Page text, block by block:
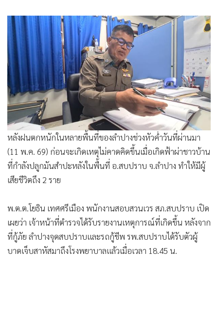
หลังฝนตกหนักในหลายพื้นที่ของลำปางช่วงหัวค่ำวันที่ผ่านมา
(11 พ.ค. 69) ก่อนจะเกิดเหตุไม่คาดคิดขึ้นเมื่อเกิดฟ้าผ่าชาวบ้าน
ที่กำลังปลูกมันสำปะหลังในพื้นที่ อ.สบปราบ จ.ลำปาง ทำให้มีผู้
เสียชีวิตถึง 2 ราย
พ.ต.ต.โยธิน เทศศรีเมือง พนักงานสอบสวนเวร สภ.สบปราบ เปิด
เผยว่า เจ้าหน้าที่ตำรวจได้รับรายงานเหตุการณ์ที่เกิดขึ้น หลังจาก
ที่กู้ภัย ลำปางจุดสบปราบและรถกู้ชีพ รพ.สบปราบได้รับตัวผู้
บาดเจ็บสาหัสมาถึงโรงพยาบาลแล้วเมื่อเวลา 18.45 น.